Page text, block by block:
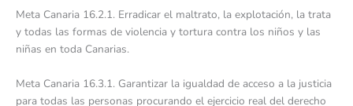
Meta Canaria 16.2.1. Erradicar el maltrato, la explotación, la trata
y todas las formas de violencia y tortura contra los niños y las
niñas en toda Canarias.
Meta Canaria 16.3.1. Garantizar la igualdad de acceso a la justicia
para todas las personas procurando el ejercicio real del derecho